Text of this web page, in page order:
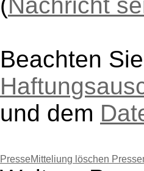
( Nachricht
Beachten
und dem
PresseMitteliung löschen